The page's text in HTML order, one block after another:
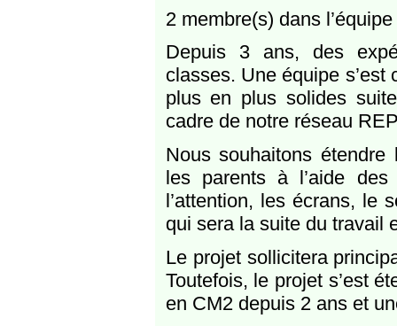
2 membre(s) dans l’équipe
Depuis 3 ans, des
classes. Une équipe
plus en plus solides
cadre de notre réseau
Nous souhaitons
les parents à l’aide
l’attention, les écrans, le
qui sera la suite du travail
Le projet sollicitera
Toutefois, le projet s’est
en CM2 depuis 2 ans et